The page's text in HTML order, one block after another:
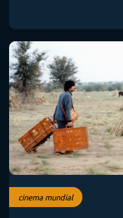
cinema mundial